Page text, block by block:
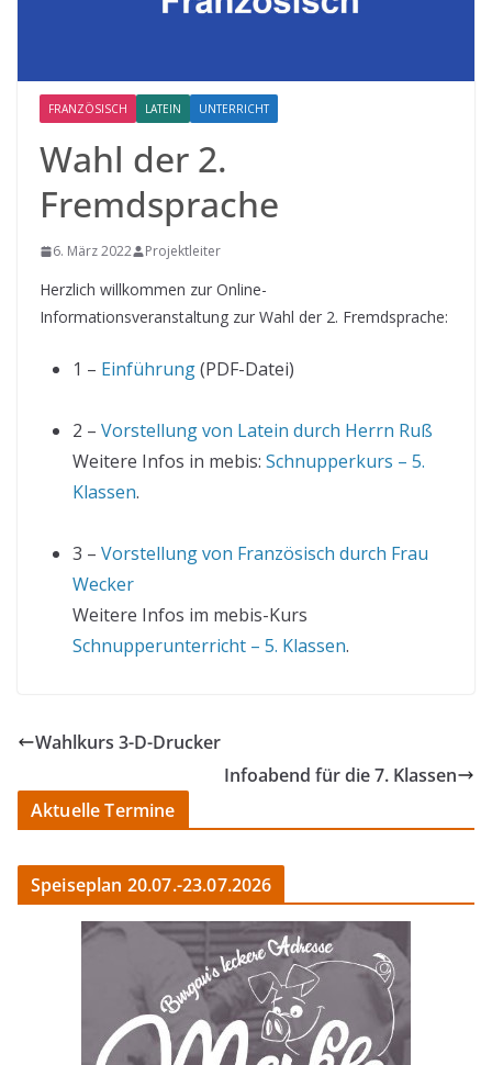
FRANZÖSISCH LATEIN UNTERRICHT
Wahl der 2.
Fremdsprache
6. März 2022 Projektleiter
Herzlich willkommen zur Online-
Informationsveranstaltung zur Wahl der 2. Fremdsprache:
1 – Einführung(PDF-Datei)
2 – Vorstellung von Latein durch Herrn Ruß
Weitere Infos in mebis: Schnupperkurs – 5.
Klassen.
3 – Vorstellung von Französisch durch Frau
Wecker
Weitere Infos im mebis-Kurs
Schnupperunterricht – 5. Klassen.
Wahlkurs 3-D-Drucker
Infoabend für die 7. Klassen
Aktuelle Termine
Speiseplan 20.07.-23.07.2026